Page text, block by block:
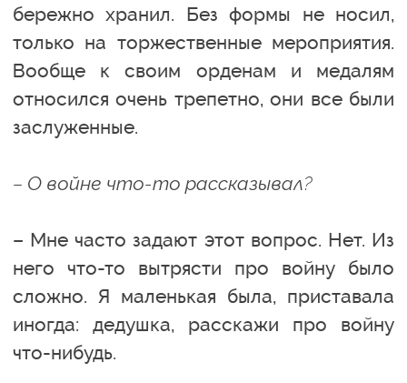
бережно хранил. Без формы не носил,
только на торжественные мероприятия.
Вообще к своим орденам и медалям
относился очень трепетно, они все были
заслуженные.
– О войне что-то рассказывал?
– Мне часто задают этот вопрос. Нет. Из
него что-то вытрясти про войну было
сложно. Я маленькая была, приставала
иногда: дедушка, расскажи про войну
что-нибудь.